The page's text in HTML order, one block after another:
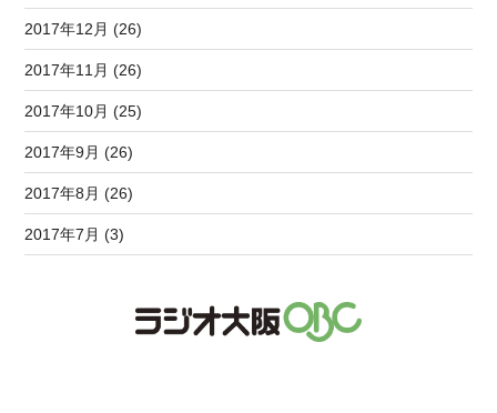
2017年12月 (26)
2017年11月 (26)
2017年10月 (25)
2017年9月 (26)
2017年8月 (26)
2017年7月 (3)